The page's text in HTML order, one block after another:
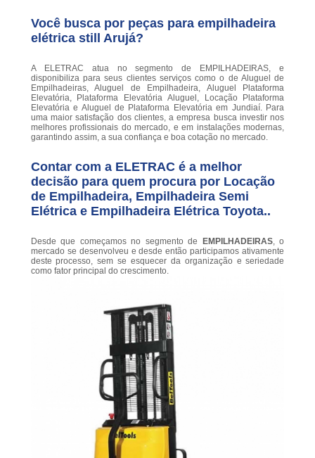
Você busca por peças para empilhadeira
elétrica still Arujá?
A ELETRAC atua no segmento de EMPILHADEIRAS, e
disponibiliza para seus clientes serviços como o de Aluguel de
Empilhadeiras, Aluguel de Empilhadeira, Aluguel Plataforma
Elevatória, Plataforma Elevatória Aluguel, Locação Plataforma
Elevatória e Aluguel de Plataforma Elevatória em Jundiaí. Para
uma maior satisfação dos clientes, a empresa busca investir nos
melhores profissionais do mercado, e em instalações modernas,
garantindo assim, a sua confiança e boa cotação no mercado.
Contar com a ELETRAC é a melhor
decisão para quem procura por Locação
de Empilhadeira, Empilhadeira Semi
Elétrica e Empilhadeira Elétrica Toyota..
Desde que começamos no segmento de EMPILHADEIRAS, o
mercado se desenvolveu e desde então participamos ativamente
deste processo, sem se esquecer da organização e seriedade
como fator principal do crescimento.